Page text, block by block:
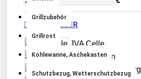
Grillzubehör
Grillrost
Kohlewanne, Aschekasten
Schutzbezug, Wetterschutzbezug
HERSTELLER
JVA Celle
JVA Lingen
JVA Oldenburg